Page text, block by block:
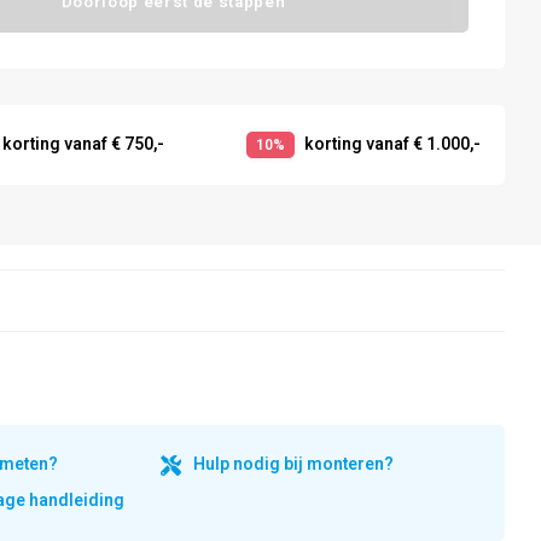
korting vanaf € 750,- 10% korting vanaf € 1.000,-
Hulp nodig bij monteren?
handleiding